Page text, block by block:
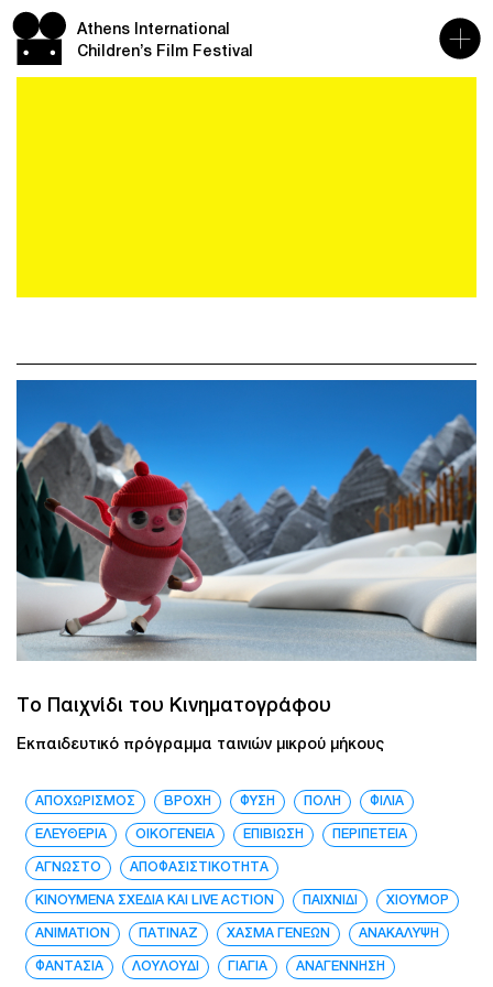
Athens International
Children’s Film Festival
Το Παιχνίδι του Κινηματογράφου
Εκπαιδευτικό πρόγραμμα ταινιών μικρού μήκους
ΑΠΟΧΩΡΙΣΜΟΣ ΒΡΟΧΗ ΦΥΣΗ ΠΟΛΗ ΦΙΛΙΑ
ΕΛΕΥΘΕΡΙΑ ΟΙΚΟΓΕΝΕΙΑ ΕΠΙΒΙΩΣΗ ΠΕΡΙΠΈΤΕΙΑ
ΑΓΝΩΣΤΟ ΑΠΟΦΑΣΙΣΤΙΚΟΤΗΤΑ
ΚΙΝΟΥΜΕΝΑ ΣΧΕΔΙΑ ΚΑΙ LIVE ACTION ΠΑΙΧΝΙΔΙ ΧΙΟΥΜΟΡ
ANIMATION ΠΑΤΙΝΑΖ ΧΑΣΜΑ ΓΕΝΕΩΝ ΑΝΑΚΑΛΥΨΗ
ΦΑΝΤΑΣΙΑ ΛΟΥΛΟΥΔΙ ΓΙΑΓΙΑ ΑΝΑΓΕΝΝΗΣΗ